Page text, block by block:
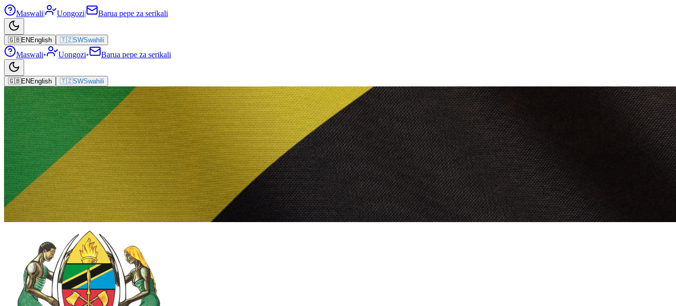
Maswali| Uongozi| Barua pepe za serikali
🇬🇧EN English 🇹🇿SWSwahili
Maswali• Uongozi• Barua pepe za serikali
🇬🇧EN English 🇹🇿SWSwahili